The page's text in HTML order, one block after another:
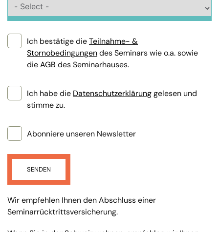
Ich bestätige dieTeilnahme- &
Stornobedingungendes Seminars wie o.a. sowie
dieAGB des Seminarhauses.
Ich habe die Datenschutzerklärunggelesen und
stimme zu.
Abonniere unseren Newsletter
SENDEN
Wir empfehlen Ihnen den Abschluss einer
Seminarrücktrittsversicherung.